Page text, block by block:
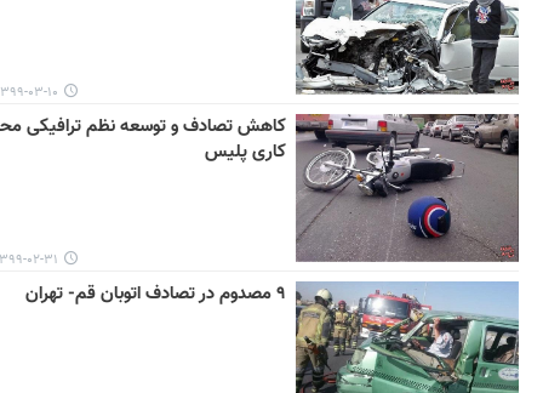
۱۳۹۹-۰۳-۱۰
کاهش تصادف و توسعه نظم ترافیکی
کاری پلیس
۱۳۹۹-۰۲-۳۱
۹ مصدوم در تصادف اتوبان قم- تهران